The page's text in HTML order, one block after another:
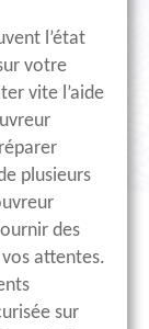
l’état
votre
vite l’aide
plusieurs
des
attentes.
sur